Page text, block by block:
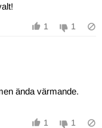
1 1
ända värmande.
1 1